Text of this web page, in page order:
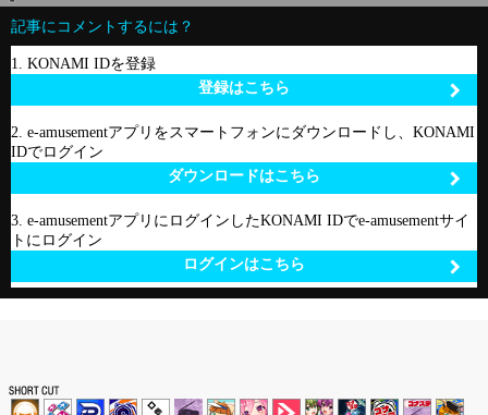
記事にコメントするには？
1. KONAMI IDを登録
登録はこちら
2. e-amusementアプリをスマートフォンにダウンロードし、KONAMI
IDでログイン
ダウンロードはこちら
3. e-amusementアプリにログインしたKONAMI IDでe-amusementサイ
トにログイン
ログインはこちら